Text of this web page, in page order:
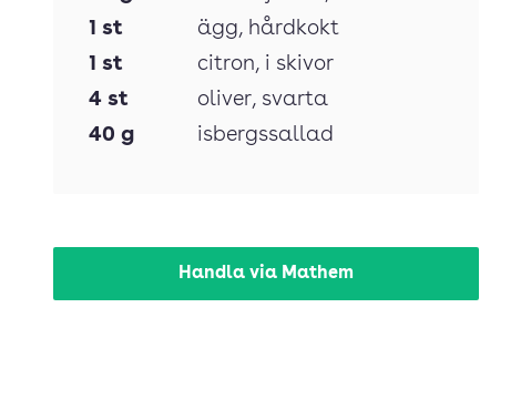
1 st ägg, hårdkokt
1 st citron, i skivor
4 st oliver, svarta
40 g isbergssallad
Handla via Mathem